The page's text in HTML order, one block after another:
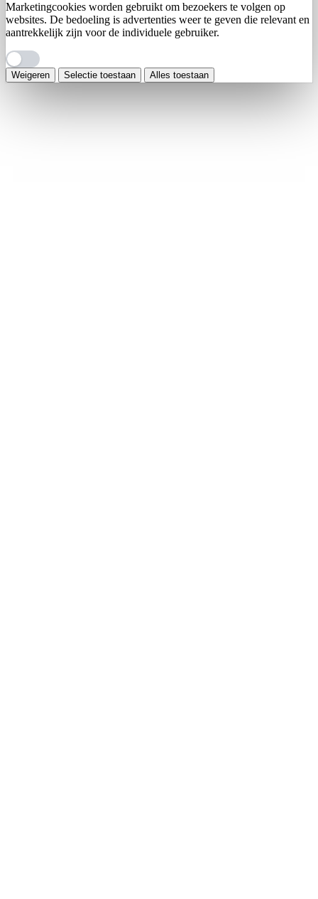
Marketingcookies worden gebruikt om bezoekers te volgen op
websites. De bedoeling is advertenties weer te geven die relevant en
aantrekkelijk zijn voor de individuele gebruiker.
Weigeren Selectie toestaan Alles toestaan